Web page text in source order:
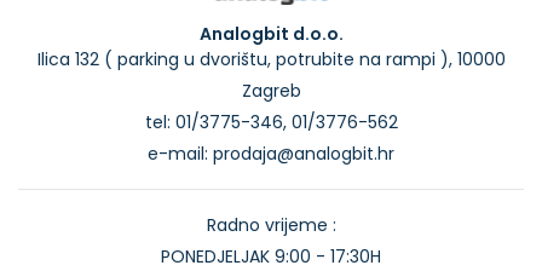
Analogbit d.o.o.
Ilica 132 ( parking u dvorištu, potrubite na rampi ), 10000
Zagreb
tel: 01/3775-346, 01/3776-562
e-mail: prodaja@analogbit.hr
Radno vrijeme :
PONEDJELJAK 9:00 - 17:30H